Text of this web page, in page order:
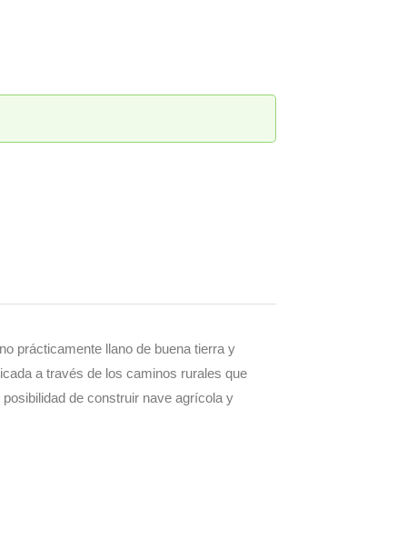
prácticamente llano de buena tierra y
a través de los caminos rurales que
de construir nave agrícola y